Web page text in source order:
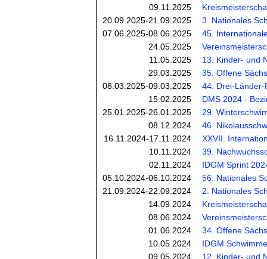
09.11.2025
20.09.2025-21.09.2025
3. Nationales
07.06.2025-08.06.2025
45.
24.05.2025
11.05.2025
13. Kinder- und
29.03.2025
35. Offene
08.03.2025-09.03.2025
44. Drei-Länder-
15.02.2025
DMS 2024 -
25.01.2025-26.01.2025
29.
08.12.2024
46.
16.11.2024-17.11.2024
XXVII.
10.11.2024
39.
02.11.2024
IDGM Sprint
05.10.2024-06.10.2024
56. Nationales
21.09.2024-22.09.2024
2. Nationales
14.09.2024
08.06.2024
01.06.2024
34. Offene
10.05.2024
IDGM
09.05.2024
12. Kinder- und